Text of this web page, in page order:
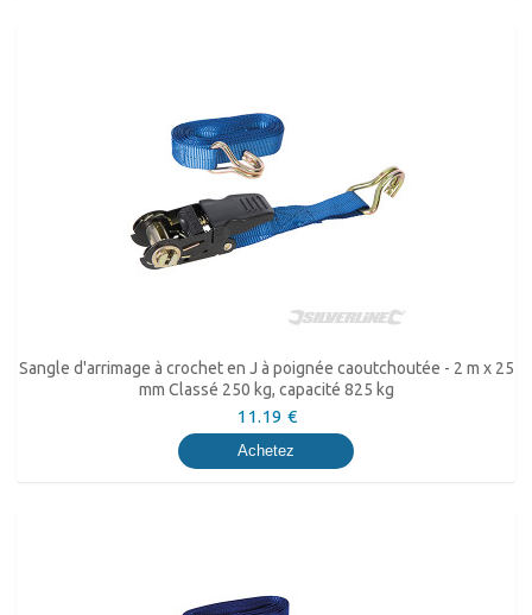
Sangle d'arrimage à crochet en J à poignée caoutchoutée - 2 m x 25
mm Classé 250 kg, capacité 825 kg
11.19 €
Achetez